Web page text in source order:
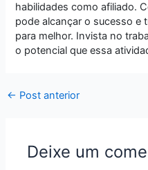
habilidades como afiliado.
pode alcançar o sucesso e
para melhor. Invista no
o potencial que essa
← Post anterior
Deixe um